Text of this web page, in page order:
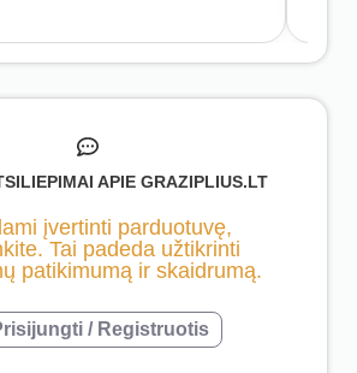
APIE GRAZIPLIUS.LT
įvertinti parduotuvę,
Tai padeda užtikrinti
patikimumą ir skaidrumą.
/ Registruotis